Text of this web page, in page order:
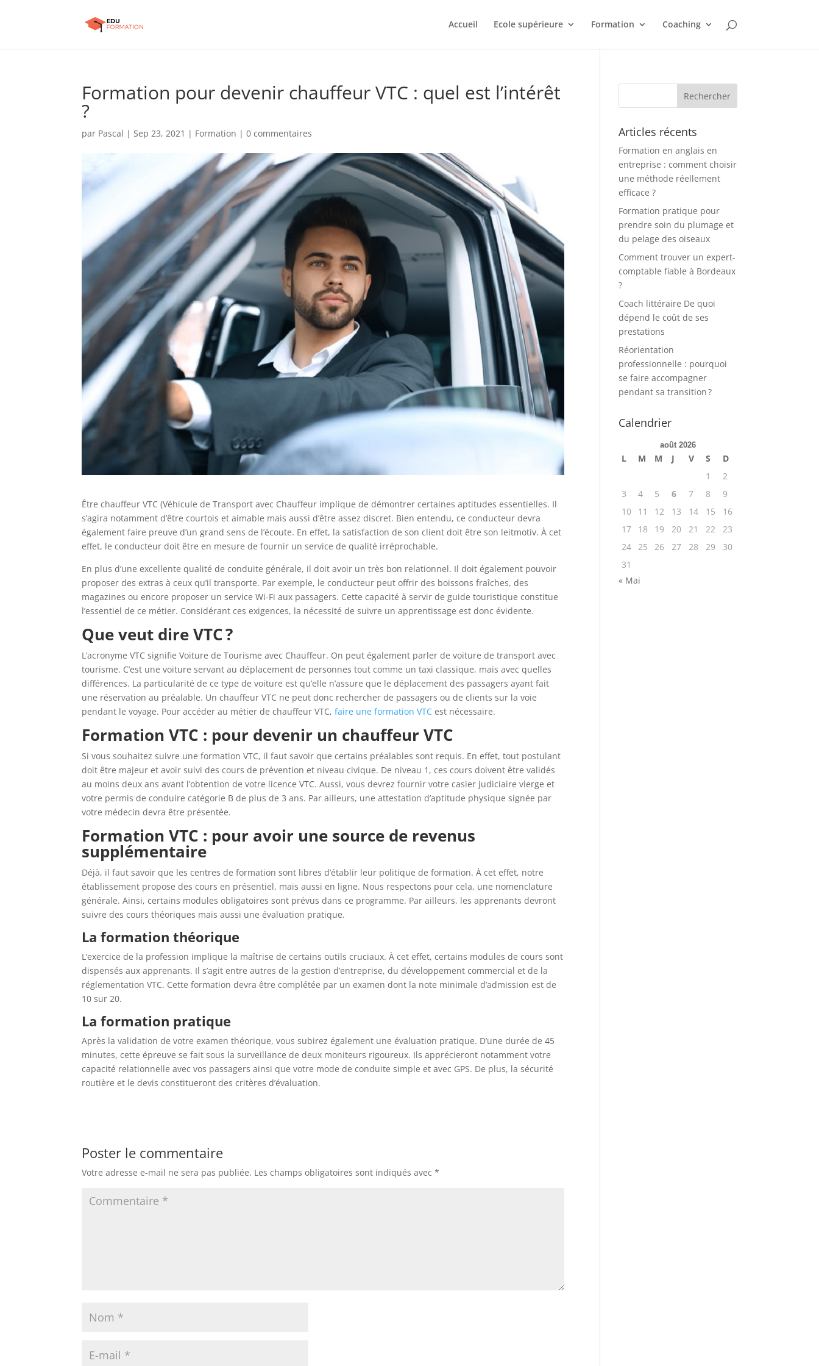
Accueil Ecole supérieure Formation Coaching
Formation pour devenir chauffeur VTC : quel est l’intérêt
?
par Pascal |Sep 23, 2021 | Formation |0 commentaires
Être chauffeur VTC (Véhicule de Transport avec Chauffeur implique de démontrer certaines aptitudes essentielles. Il
s’agira notamment d’être courtois et aimable mais aussi d’être assez discret. Bien entendu, ce conducteur devra
également faire preuve d’un grand sens de l’écoute. En effet, la satisfaction de son client doit être son leitmotiv. À cet
effet, le conducteur doit être en mesure de fournir un service de qualité irréprochable.
En plus d’une excellente qualité de conduite générale, il doit avoir un très bon relationnel. Il doit également pouvoir
proposer des extras à ceux qu’il transporte. Par exemple, le conducteur peut offrir des boissons fraîches, des
magazines ou encore proposer un service Wi-Fi aux passagers. Cette capacité à servir de guide touristique constitue
l’essentiel de ce métier. Considérant ces exigences, la nécessité de suivre un apprentissage est donc évidente.
Que veut dire VTC ?
L’acronyme VTC signifie Voiture de Tourisme avec Chauffeur. On peut également parler de voiture de transport avec
tourisme. C’est une voiture servant au déplacement de personnes tout comme un taxi classique, mais avec quelles
différences. La particularité de ce type de voiture est qu’elle n’assure que le déplacement des passagers ayant fait
une réservation au préalable. Un chauffeur VTC ne peut donc rechercher de passagers ou de clients sur la voie
pendant le voyage. Pour accéder au métier de chauffeur VTC,faire une formation VTC est nécessaire.
Formation VTC : pour devenir un chauffeur VTC
Si vous souhaitez suivre une formation VTC, il faut savoir que certains préalables sont requis. En effet, tout postulant
doit être majeur et avoir suivi des cours de prévention et niveau civique. De niveau 1, ces cours doivent être validés
au moins deux ans avant l’obtention de votre licence VTC. Aussi, vous devrez fournir votre casier judiciaire vierge et
votre permis de conduire catégorie B de plus de 3 ans. Par ailleurs, une attestation d’aptitude physique signée par
votre médecin devra être présentée.
Formation VTC : pour avoir une source de revenus
supplémentaire
Déjà, il faut savoir que les centres de formation sont libres d’établir leur politique de formation. À cet effet, notre
établissement propose des cours en présentiel, mais aussi en ligne. Nous respectons pour cela, une nomenclature
générale. Ainsi, certains modules obligatoires sont prévus dans ce programme. Par ailleurs, les apprenants devront
suivre des cours théoriques mais aussi une évaluation pratique.
La formation théorique
L’exercice de la profession implique la maîtrise de certains outils cruciaux. À cet effet, certains modules de cours sont
dispensés aux apprenants. Il s’agit entre autres de la gestion d’entreprise, du développement commercial et de la
réglementation VTC. Cette formation devra être complétée par un examen dont la note minimale d’admission est de
10 sur 20.
La formation pratique
Après la validation de votre examen théorique, vous subirez également une évaluation pratique. D’une durée de 45
minutes, cette épreuve se fait sous la surveillance de deux moniteurs rigoureux. Ils apprécieront notamment votre
capacité relationnelle avec vos passagers ainsi que votre mode de conduite simple et avec GPS. De plus, la sécurité
routière et le devis constitueront des critères d’évaluation.
Poster le commentaire
Votre adresse e-mail ne sera pas publiée. Les champs obligatoires sont indiqués avec*
Articles récents
Formation en anglais en
entreprise : comment choisir
une méthode réellement
efficace ?
Formation pratique pour
prendre soin du plumage et
du pelage des oiseaux
Comment trouver un expert-
comptable fiable à Bordeaux
?
Coach littéraire De quoi
dépend le coût de ses
prestations
Réorientation
professionnelle : pourquoi
se faire accompagner
pendant sa transition ?
Calendrier
août 2026
L M M J V S
D
1
2
3
4 5 6 7 8
9
10
11 12 13 14 15
16
17
18 19 20 21 22
23
24 25 26 27 28 29
30
31
« Mai